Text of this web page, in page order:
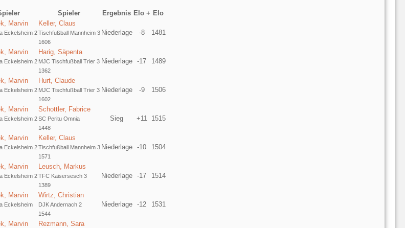
Spieler Ergebnis Elo + Elo
Marvin
Eckelsheim 2
Keller, Claus
Tischfußball Mannheim 3
1606
Niederlage -8 1481
Marvin
Eckelsheim 2
Harig, Säpenta
MJC Tischfußball Trier 3
1362
Niederlage -17 1489
Marvin
Eckelsheim 2
Hurt, Claude
MJC Tischfußball Trier 3
1602
Niederlage -9 1506
Marvin
Eckelsheim 2
Schottler, Fabrice
SC Peritu Omnia
1448
Sieg +11 1515
Marvin
Eckelsheim 2
Keller, Claus
Tischfußball Mannheim 3
1571
Niederlage -10 1504
Marvin
Eckelsheim 2
Leusch, Markus
TFC Kaisersesch 3
1389
Niederlage -17 1514
Marvin
Eckelsheim
Wirtz, Christian
DJK Andernach 2
1544
Niederlage -12 1531
Marvin Rezmann, Sara